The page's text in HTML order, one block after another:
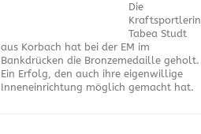
Die
Kraftsportlerin
Tabea Studt
aus Korbach hat bei der EM im
Bankdrücken die Bronzemedaille geholt.
Ein Erfolg, den auch ihre eigenwillige
Inneneinrichtung möglich gemacht hat.